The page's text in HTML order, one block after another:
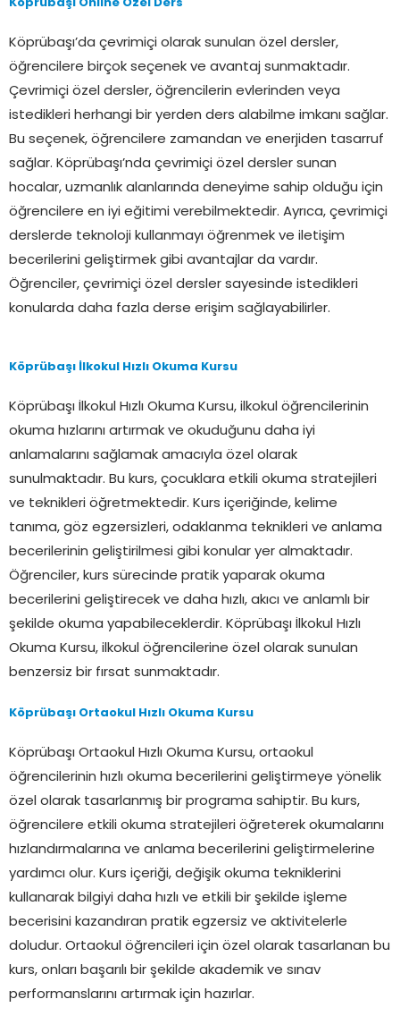
Köprübaşı Online Özel Ders
Köprübaşı’da çevrimiçi olarak sunulan özel dersler,
öğrencilere birçok seçenek ve avantaj sunmaktadır.
Çevrimiçi özel dersler, öğrencilerin evlerinden veya
istedikleri herhangi bir yerden ders alabilme imkanı sağlar.
Bu seçenek, öğrencilere zamandan ve enerjiden tasarruf
sağlar. Köprübaşı’nda çevrimiçi özel dersler sunan
hocalar, uzmanlık alanlarında deneyime sahip olduğu için
öğrencilere en iyi eğitimi verebilmektedir. Ayrıca, çevrimiçi
derslerde teknoloji kullanmayı öğrenmek ve iletişim
becerilerini geliştirmek gibi avantajlar da vardır.
Öğrenciler, çevrimiçi özel dersler sayesinde istedikleri
konularda daha fazla derse erişim sağlayabilirler.
Köprübaşı İlkokul Hızlı Okuma Kursu
Köprübaşı İlkokul Hızlı Okuma Kursu, ilkokul öğrencilerinin
okuma hızlarını artırmak ve okuduğunu daha iyi
anlamalarını sağlamak amacıyla özel olarak
sunulmaktadır. Bu kurs, çocuklara etkili okuma stratejileri
ve teknikleri öğretmektedir. Kurs içeriğinde, kelime
tanıma, göz egzersizleri, odaklanma teknikleri ve anlama
becerilerinin geliştirilmesi gibi konular yer almaktadır.
Öğrenciler, kurs sürecinde pratik yaparak okuma
becerilerini geliştirecek ve daha hızlı, akıcı ve anlamlı bir
şekilde okuma yapabileceklerdir. Köprübaşı İlkokul Hızlı
Okuma Kursu, ilkokul öğrencilerine özel olarak sunulan
benzersiz bir fırsat sunmaktadır.
Köprübaşı Ortaokul Hızlı Okuma Kursu
Köprübaşı Ortaokul Hızlı Okuma Kursu, ortaokul
öğrencilerinin hızlı okuma becerilerini geliştirmeye yönelik
özel olarak tasarlanmış bir programa sahiptir. Bu kurs,
öğrencilere etkili okuma stratejileri öğreterek okumalarını
hızlandırmalarına ve anlama becerilerini geliştirmelerine
yardımcı olur. Kurs içeriği, değişik okuma tekniklerini
kullanarak bilgiyi daha hızlı ve etkili bir şekilde işleme
becerisini kazandıran pratik egzersiz ve aktivitelerle
doludur. Ortaokul öğrencileri için özel olarak tasarlanan bu
kurs, onları başarılı bir şekilde akademik ve sınav
performanslarını artırmak için hazırlar.